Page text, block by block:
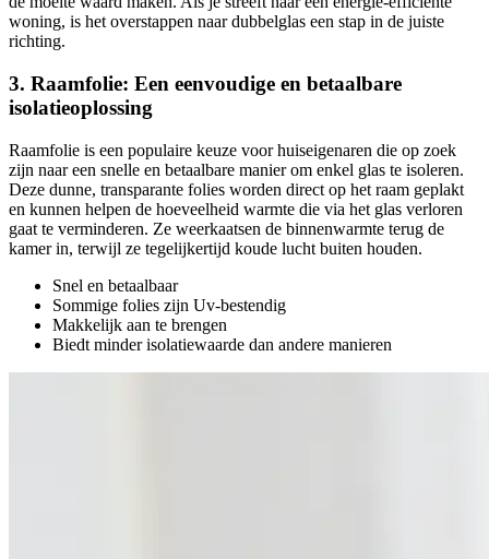
woning, is het overstappen naar dubbelglas een stap in de juiste
richting.
3. Raamfolie: Een eenvoudige en betaalbare
isolatieoplossing
Raamfolie is een populaire keuze voor huiseigenaren die op zoek
zijn naar een snelle en betaalbare manier om enkel glas te isoleren.
Deze dunne, transparante folies worden direct op het raam geplakt
en kunnen helpen de hoeveelheid warmte die via het glas verloren
gaat te verminderen. Ze weerkaatsen de binnenwarmte terug de
kamer in, terwijl ze tegelijkertijd koude lucht buiten houden.
Snel en betaalbaar
Sommige folies zijn Uv-bestendig
Makkelijk aan te brengen
Biedt minder isolatiewaarde dan andere manieren